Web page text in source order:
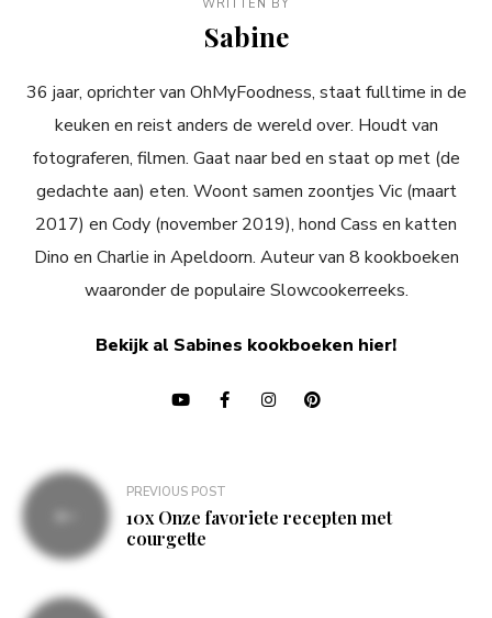
WRITTEN BY
Sabine
36 jaar, oprichter van OhMyFoodness, staat fulltime in de
keuken en reist anders de wereld over. Houdt van
fotograferen, filmen. Gaat naar bed en staat op met (de
gedachte aan) eten. Woont samen zoontjes Vic (maart
2017) en Cody (november 2019), hond Cass en katten
Dino en Charlie in Apeldoorn. Auteur van 8 kookboeken
waaronder de populaire Slowcookerreeks.
Bekijk al Sabines kookboeken hier!
Bericht
navigatie
PREVIOUS POST
10x Onze favoriete recepten met
courgette